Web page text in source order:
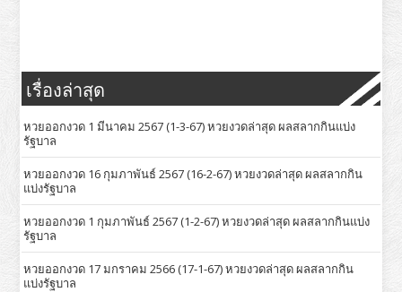
เรื่องล่าสุด
หวยออกงวด 1 มีนาคม 2567 (1-3-67) หวยงวดล่าสุด ผลสลากกินแบ่ง
รัฐบาล
หวยออกงวด 16 กุมภาพันธ์ 2567 (16-2-67) หวยงวดล่าสุด ผลสลากกิน
แบ่งรัฐบาล
หวยออกงวด 1 กุมภาพันธ์ 2567 (1-2-67) หวยงวดล่าสุด ผลสลากกินแบ่ง
รัฐบาล
หวยออกงวด 17 มกราคม 2566 (17-1-67) หวยงวดล่าสุด ผลสลากกิน
แบ่งรัฐบาล